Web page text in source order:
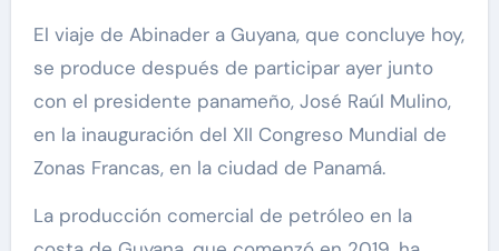
El viaje de Abinader a Guyana, que concluye hoy,
se produce después de participar ayer junto
con el presidente panameño, José Raúl Mulino,
en la inauguración del XII Congreso Mundial de
Zonas Francas, en la ciudad de Panamá.
La producción comercial de petróleo en la